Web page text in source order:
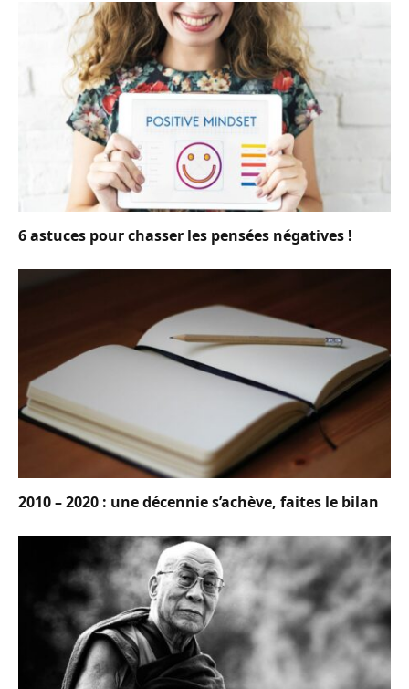
6 astuces pour chasser les pensées négatives !
2010 – 2020 : une décennie s’achève, faites le bilan